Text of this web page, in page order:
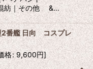
｜その他 &…
番艦 日向 コスプレ
格: 9,600円]